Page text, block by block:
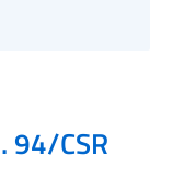
94/CSR